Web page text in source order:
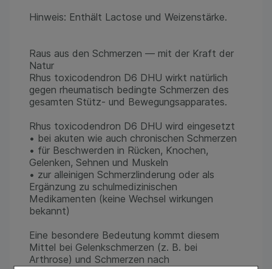
Hinweis: Enthält Lactose und Weizenstärke.
Raus aus den Schmerzen — mit der Kraft der
Natur
Rhus toxicodendron D6 DHU wirkt natürlich
gegen rheumatisch bedingte Schmerzen des
gesamten Stütz- und Bewegungsapparates.
Rhus toxicodendron D6 DHU wird eingesetzt
• bei akuten wie auch chronischen Schmerzen
• für Beschwerden in Rücken, Knochen,
Gelenken, Sehnen und Muskeln
• zur alleinigen Schmerzlinderung oder als
Ergänzung zu schulmedizinischen
Medikamenten (keine Wechsel wirkungen
bekannt)
Eine besondere Bedeutung kommt diesem
Mittel bei Gelenkschmerzen (z. B. bei
Arthrose) und Schmerzen nach